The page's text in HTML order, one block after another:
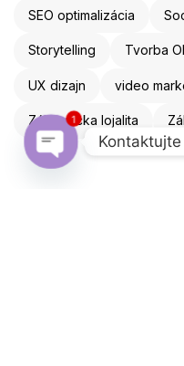
SEO optimalizácia
Storytelling Tvorba
UX dizajn video
Zákaznícka lojalita
1